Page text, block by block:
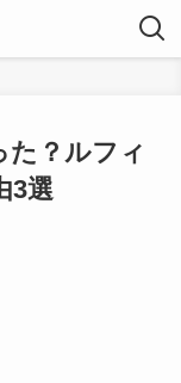
た？ルフィ
3選